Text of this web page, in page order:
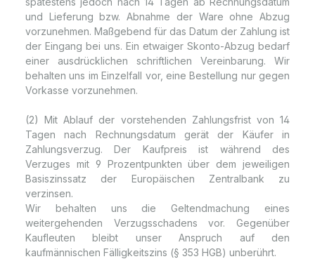
und Lieferung bzw. Abnahme der Ware ohne Abzug
vorzunehmen. Maßgebend für das Datum der Zahlung ist
der Eingang bei uns. Ein etwaiger Skonto-Abzug bedarf
einer ausdrücklichen schriftlichen Vereinbarung. Wir
behalten uns im Einzelfall vor, eine Bestellung nur gegen
Vorkasse vorzunehmen.
(2) Mit Ablauf der vorstehenden Zahlungsfrist von 14
Tagen nach Rechnungsdatum gerät der Käufer in
Zahlungsverzug. Der Kaufpreis ist während des
Verzuges mit 9 Prozentpunkten über dem jeweiligen
Basiszinssatz der Europäischen Zentralbank zu
verzinsen.
Wir behalten uns die Geltendmachung eines
weitergehenden Verzugsschadens vor. Gegenüber
Kaufleuten bleibt unser Anspruch auf den
kaufmännischen Fälligkeitszins (§ 353 HGB) unberührt.